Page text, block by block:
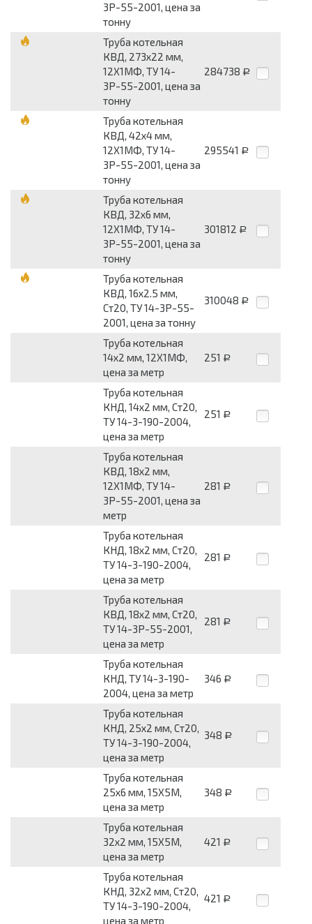
3Р-55-2001, цена за
тонну
Труба котельная
КВД, 273х22 мм,
12Х1МФ, ТУ 14-
3Р-55-2001, цена за
тонну
284738 Р
Труба котельная
КВД, 42х4 мм,
12Х1МФ, ТУ 14-
3Р-55-2001, цена за
тонну
295541 Р
Труба котельная
КВД, 32х6 мм,
12Х1МФ, ТУ 14-
3Р-55-2001, цена за
тонну
301812 Р
Труба котельная
КВД, 16х2.5 мм,
Ст20, ТУ 14-3Р-55-
2001, цена за тонну
310048 Р
Труба котельная
14х2 мм, 12Х1МФ,
цена за метр
251 Р
Труба котельная
КНД, 14х2 мм, Ст20,
ТУ 14-3-190-2004,
цена за метр
251 Р
Труба котельная
КВД, 18х2 мм,
12Х1МФ, ТУ 14-
3Р-55-2001, цена за
метр
281 Р
Труба котельная
КНД, 18х2 мм, Ст20,
ТУ 14-3-190-2004,
цена за метр
281 Р
Труба котельная
КВД, 18х2 мм, Ст20,
ТУ 14-3Р-55-2001,
цена за метр
281 Р
Труба котельная
КНД, ТУ 14-3-190-
2004, цена за метр
346 Р
Труба котельная
КНД, 25х2 мм, Ст20,
ТУ 14-3-190-2004,
цена за метр
348 Р
Труба котельная
25х6 мм, 15Х5М,
цена за метр
348 Р
Труба котельная
32х2 мм, 15Х5М,
цена за метр
421 Р
Труба котельная
КНД, 32х2 мм, Ст20,
ТУ 14-3-190-2004,
цена за метр
421 Р